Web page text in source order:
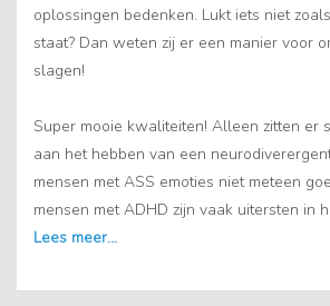
oplossingen bedenken. Lukt iets niet
staat? Dan weten zij er een manier voor
slagen!
Super mooie kwaliteiten! Alleen zitten er
aan het hebben van een
mensen met ASS emoties niet meteen
mensen met ADHD zijn vaak uitersten in